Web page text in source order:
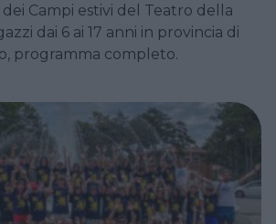
Campi estivi del Teatro della
dai 6 ai 17 anni in provincia di
programma completo.